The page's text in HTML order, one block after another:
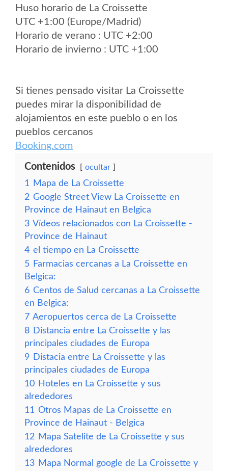
Huso horario de La Croissette
UTC +1:00 (Europe/Madrid)
Horario de verano : UTC +2:00
Horario de invierno : UTC +1:00
Si tienes pensado visitar La Croissette
puedes mirar la disponibilidad de
alojamientos en este pueblo o en los
pueblos cercanos
Booking.com
Contenidos ocultar
1
Mapa de La Croissette
2 Google Street View La Croissette en
Province de Hainaut en Belgica
3 Vídeos relacionados con La Croissette -
Province de Hainaut
4 el tiempo en La Croissette
5 Farmacias cercanas a La Croissette en
Belgica:
6 Centos de Salud cercanas a La Croissette
en Belgica:
7 Aeropuertos cerca de La Croissette
8 Distancia entre La Croissette y las
principales ciudades de Europa
9 Distacia entre La Croissette y las
principales ciudades de Europa
10 Hoteles en La Croissette y sus
alrededores
11 Otros Mapas de La Croissette en
Province de Hainaut - Belgica
12 Mapa Satelite de La Croissette y sus
alrededores
13 Mapa Normal google de La Croissette y